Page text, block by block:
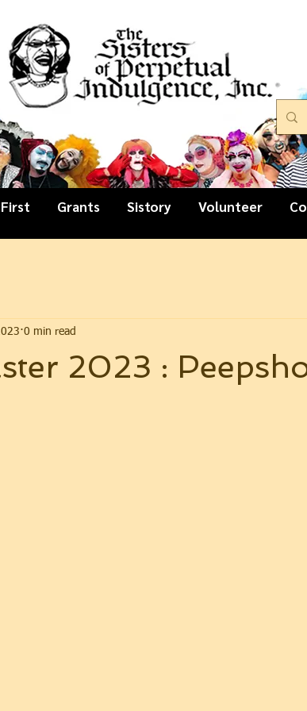
Grants Sistory Volunteer
2023 :
0 min read